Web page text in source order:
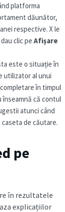
platforma
dăunător,
respective. X le
clic pe Afișare
este o situație în
utilizator al unui
în timpul
înseamnă că contul
atunci când
de căutare.
pe
în rezultatele
explicațiilor